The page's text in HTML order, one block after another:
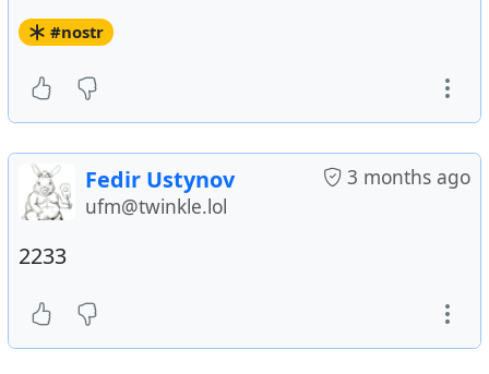
#nostr
3 months ago
Fedir Ustynov
ufm@twinkle.lol
2233